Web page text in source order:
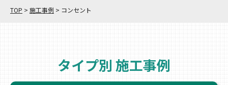
TOP > 施工事例 > コンセント
タイプ別 施工事例